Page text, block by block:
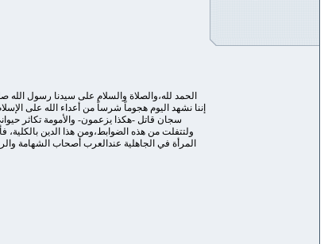
الحمد لله،والصلاة والسلام على سيدنا رسول الله
إننا نشهد اليوم هجوماً شرساً من أعداء الله على
سجان قاتل -هكذا يزعمون- والأمومة تكاثر
ولتتفلت من هذه الضوابط،ومن هذا الدين بالكلية،
المرأة في الجاهلية عندالعرب أصحاب الشهامة